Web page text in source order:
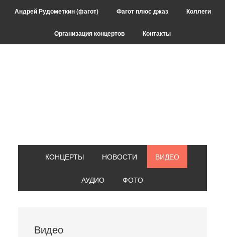
navigation
content
sidebar
Андрей Рудометкин (фагот) Фагот плюс джаз Коллеги
Организация концертов Контакты
КОНЦЕРТЫ НОВОСТИ ВИДЕО
АУДИО ФОТО
Видео